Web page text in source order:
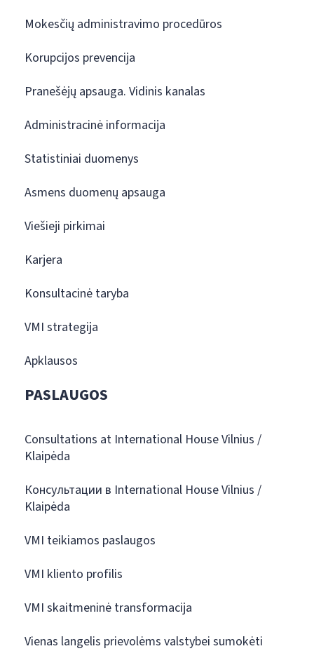
Mokesčių administravimo procedūros
Korupcijos prevencija
Pranešėjų apsauga. Vidinis kanalas
Administracinė informacija
Statistiniai duomenys
Asmens duomenų apsauga
Viešieji pirkimai
Karjera
Konsultacinė taryba
VMI strategija
Apklausos
PASLAUGOS
Consultations at International House Vilnius /
Klaipėda
Консультации в International House Vilnius /
Klaipėda
VMI teikiamos paslaugos
VMI kliento profilis
VMI skaitmeninė transformacija
Vienas langelis prievolėms valstybei sumokėti